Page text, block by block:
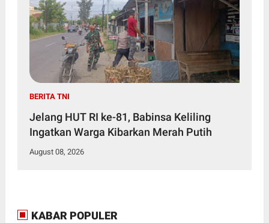
BERITA TNI
Jelang HUT RI ke-81, Babinsa Keliling
Ingatkan Warga Kibarkan Merah Putih
August 08, 2026
KABAR POPULER